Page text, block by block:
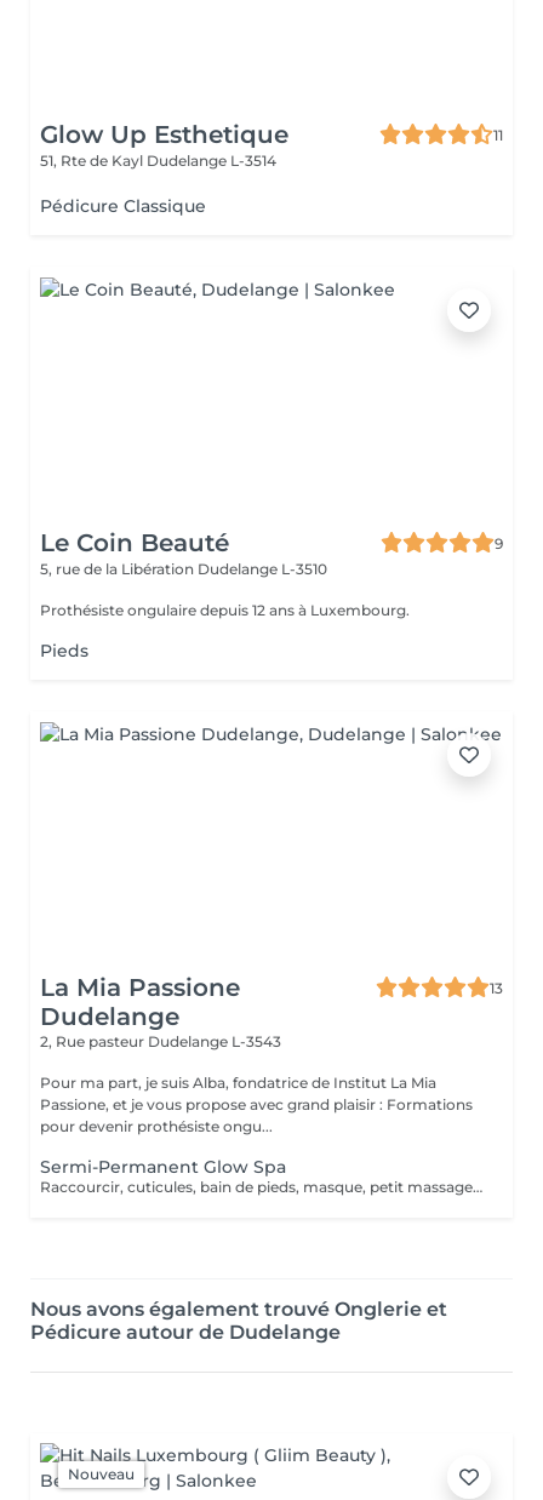
Glow Up Esthetique
11
51, Rte de Kayl Dudelange L-3514
Pédicure Classique
Le Coin Beauté
9
5, rue de la Libération Dudelange L-3510
Prothésiste ongulaire depuis 12 ans à Luxembourg.
Pieds
La Mia Passione
Dudelange
13
2, Rue pasteur Dudelange L-3543
Pour ma part, je suis Alba, fondatrice de Institut La Mia
Passione, et je vous propose avec grand plaisir : Formations
pour devenir prothésiste ongu...
Sermi-Permanent Glow Spa
Raccourcir, cuticules, bain de pieds, masque, petit massage et semi-permanent
Nous avons également trouvé Onglerie et
Pédicure autour de Dudelange
Nouveau